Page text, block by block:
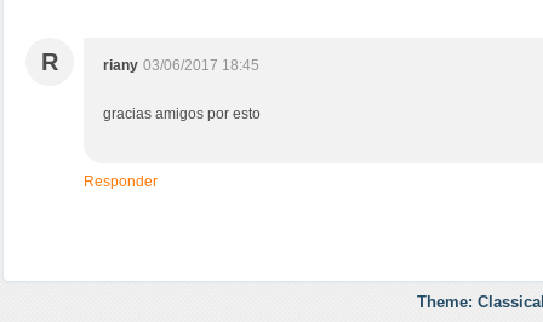
R riany 03/06/2017 18:45
gracias amigos por esto
Responder
Theme: